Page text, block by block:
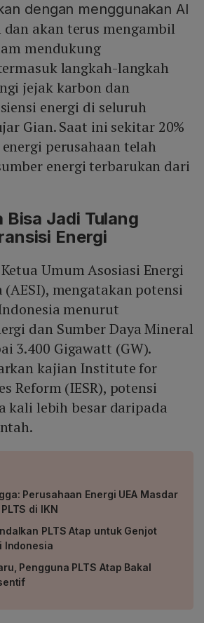
dengan menggunakan AI
dan akan terus mengambil
mendukung
langkah-langkah
jejak karbon dan
energi di seluruh
Gian. Saat ini sekitar 20%
perusahaan telah
energi terbarukan dari
Bisa Jadi Tulang
Energi
Umum Asosiasi Energi
(AESI), mengatakan potensi
menurut
dan Sumber Daya Mineral
3.400 Gigawatt (GW).
kajian Institute for
Reform (IESR), potensi
kali lebih besar daripada
Perusahaan Energi UEA Masdar
di IKN
PLTS Atap untuk Genjot
Indonesia
Pengguna PLTS Atap Bakal